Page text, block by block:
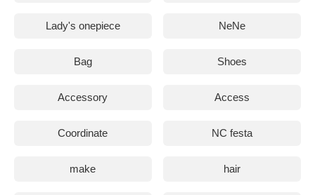
Lady's onepiece NeNe
Bag Shoes
Accessory Access
Coordinate NC festa
make hair